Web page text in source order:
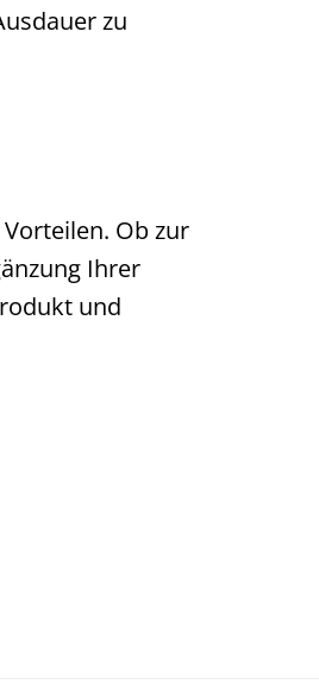
zu
Ob zur
Ihrer
und